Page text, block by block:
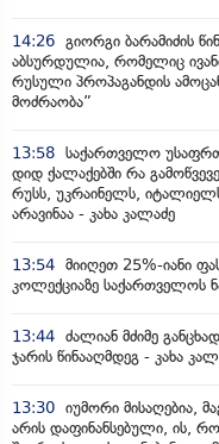
14:26 გიორგი ბარამიძის
აბსურდულია, რომელიც
რუსული პროპაგანდის
მოძრაობა”
13:58 საქართველო
დიდ ქალაქებში რა
რუსს, უკრაინელს,
არავინაა - კახა კალაძე
13:54 მიიღეთ 25%-იანი
კოლექციაზე საქართველოს
13:44 ძალიან მძიმე
ჯარის წინააღმდეგ - კახა
13:30 იუმორი მისაღებია,
არის დაფინანსებული, ის,